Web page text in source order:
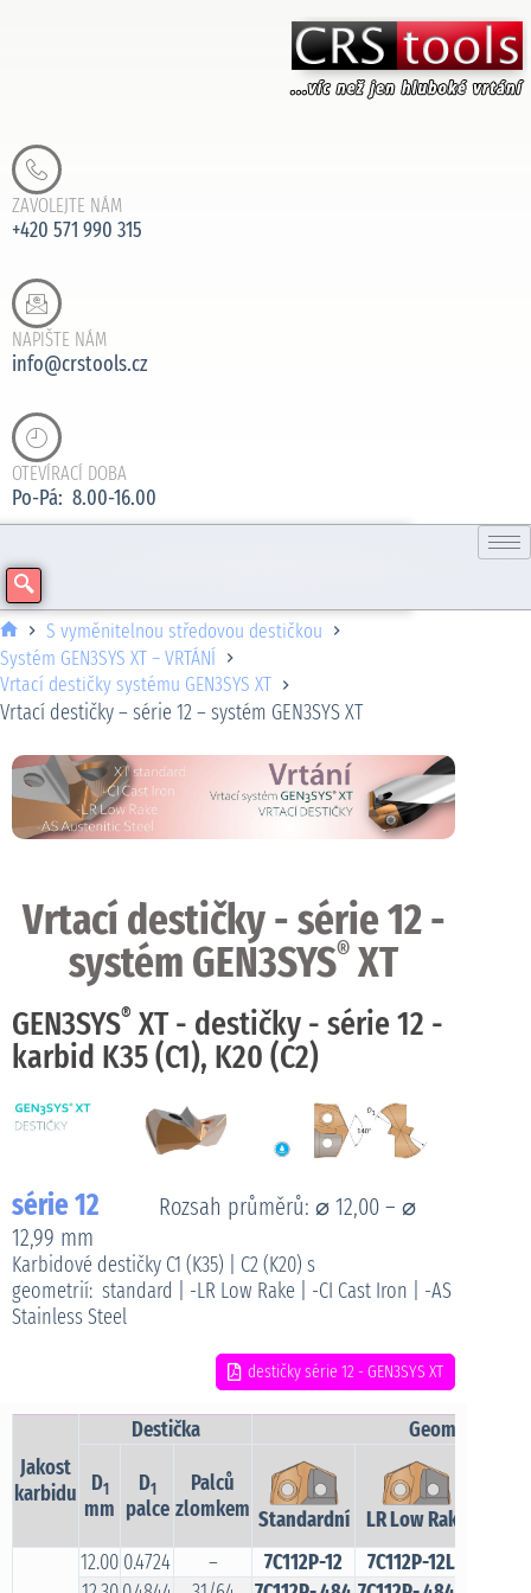
ZAVOLEJTE NÁM
+420 571 990 315
NAPIŠTE NÁM
info@crstools.cz
OTEVÍRACÍ DOBA
Po-Pá: 8.00-16.00
S vyměnitelnou středovou destičkou
Systém GEN3SYS XT – VRTÁNÍ
Vrtací destičky systému GEN3SYS XT
Vrtací destičky – série 12 – systém GEN3SYS XT
Vrtací destičky - série 12 -
systém GEN3SYS® XT
GEN3SYS® XT - destičky - série 12 -
karbid K35 (C1), K20 (C2)
série 12
Rozsah průměrů: ⌀ 12,00 – ⌀
12,99 mm
Karbidové destičky C1 (K35) | C2 (K20) s
geometrií: standard | -LR Low Rake | -CI Cast Iron | -AS
Stainless Steel
destičky série 12 - GEN3SYS XT
Jakost
karbidu
Destička Geometrie
D1
mm
D1
palce
Palců
zlomkem Standardní LR Low Rake
12.00 0.4724 – 7C112P-12
7C112P-12LR